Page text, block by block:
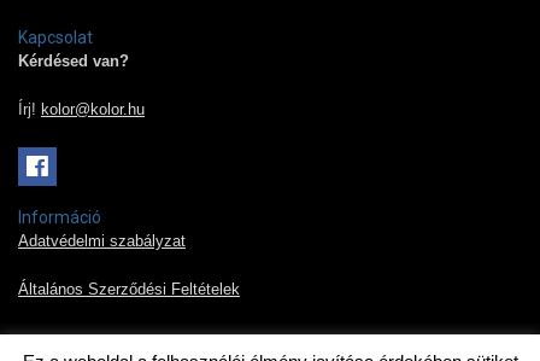
Kapcsolat
Kérdésed van?
Írj! kolor@kolor.hu
Információ
Adatvédelmi szabályzat
Általános Szerződési Feltételek